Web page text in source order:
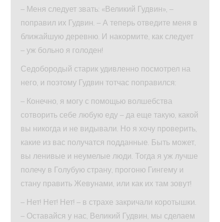
– Меня следует звать: «Великий Гудвин», –
поправил их Гудвин. – А теперь отведите меня в
ближайшую деревню. И накормите, как следует
– уж больно я голоден!
Седобородый старик удивленно посмотрел на
него, и поэтому Гудвин тотчас поправился:
– Конечно, я могу с помощью волшебства
сотворить себе любую еду – да еще такую, какой
вы никогда и не видывали. Но я хочу проверить,
какие из вас получатся подданные. Быть может,
вы ленивые и неумелые люди. Тогда я уж лучше
полечу в Голубую страну, прогоню Гингему и
стану править Жевунами, или как их там зовут!
– Нет! Нет! Нет! – в страхе закричали коротышки.
– Оставайся у нас, Великий Гудвин, мы сделаем